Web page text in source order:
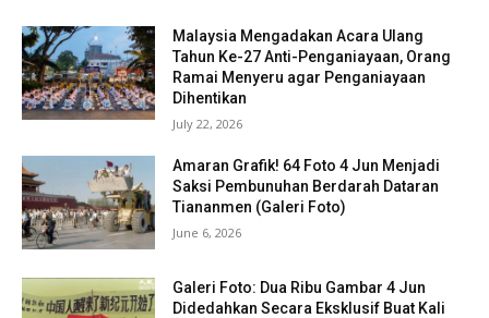
Malaysia Mengadakan Acara Ulang
Tahun Ke-27 Anti-Penganiayaan, Orang
Ramai Menyeru agar Penganiayaan
Dihentikan
July 22, 2026
Amaran Grafik! 64 Foto 4 Jun Menjadi
Saksi Pembunuhan Berdarah Dataran
Tiananmen (Galeri Foto)
June 6, 2026
Galeri Foto: Dua Ribu Gambar 4 Jun
Didedahkan Secara Eksklusif Buat Kali